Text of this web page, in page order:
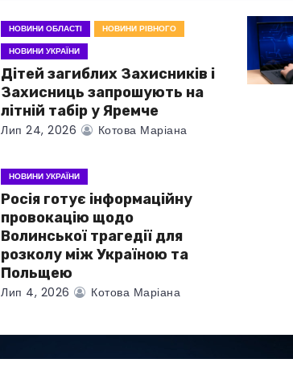
НОВИНИ ОБЛАСТІ
НОВИНИ РІВНОГО
НОВИНИ УКРАЇНИ
Дітей загиблих Захисників і
Захисниць запрошують на
літній табір у Яремче
Лип 24, 2026 Котова Маріана
НОВИНИ УКРАЇНИ
Росія готує інформаційну
провокацію щодо
Волинської трагедії для
розколу між Україною та
Польщею
Лип 4, 2026 Котова Маріана